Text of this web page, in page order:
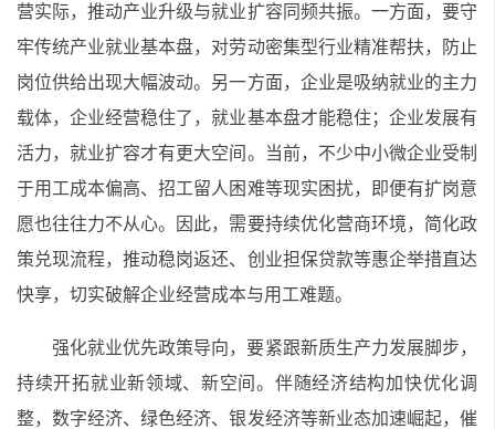
营实际，推动产业升级与就业扩容同频共振。一方面，要守
牢传统产业就业基本盘，对劳动密集型行业精准帮扶，防止
岗位供给出现大幅波动。另一方面，企业是吸纳就业的主力
载体，企业经营稳住了，就业基本盘才能稳住；企业发展有
活力，就业扩容才有更大空间。当前，不少中小微企业受制
于用工成本偏高、招工留人困难等现实困扰，即便有扩岗意
愿也往往力不从心。因此，需要持续优化营商环境，简化政
策兑现流程，推动稳岗返还、创业担保贷款等惠企举措直达
快享，切实破解企业经营成本与用工难题。
强化就业优先政策导向，要紧跟新质生产力发展脚步，
持续开拓就业新领域、新空间。伴随经济结构加快优化调
整，数字经济、绿色经济、银发经济等新业态加速崛起，催